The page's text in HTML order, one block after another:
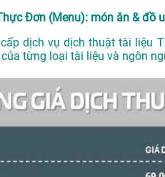
Đơn (Menu): món ăn & đồ
dịch vụ dịch thuật tài liệu
từng loại tài liệu và ngôn